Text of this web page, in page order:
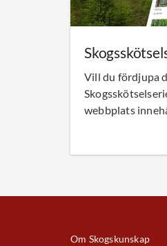
Vill du fördjupa
webbplats
Om Skogskunskap